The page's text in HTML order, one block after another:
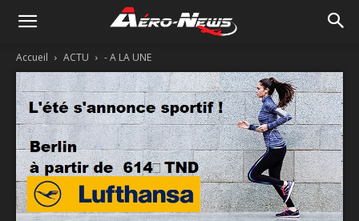
Accueil ACTU - A LA UNE